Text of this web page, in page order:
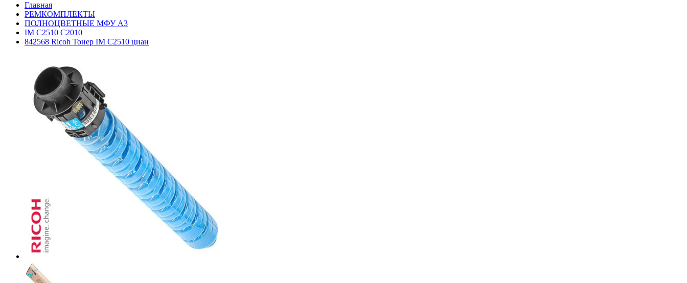
Главная
РЕМКОМПЛЕКТЫ
ПОЛНОЦВЕТНЫЕ МФУ А3
IM C2510 C2010
842568 Ricoh Тонер IM C2510 циан